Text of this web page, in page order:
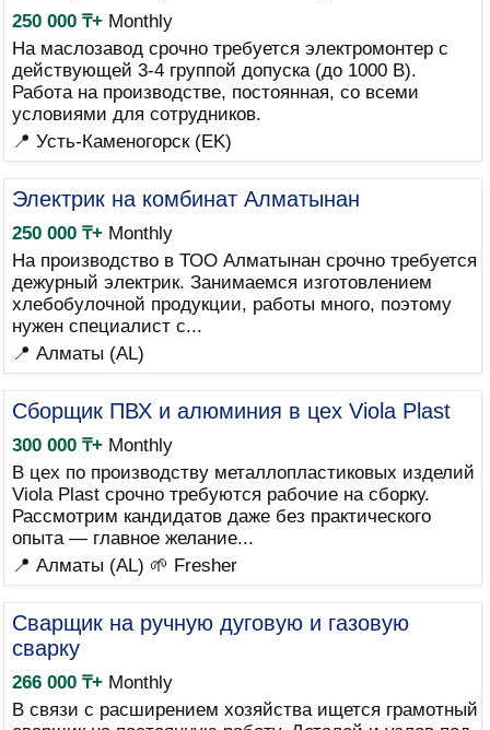
250 000 ₸+Monthly
На маслозавод срочно требуется электромонтер с
действующей 3-4 группой допуска (до 1000 В).
Работа на производстве, постоянная, со всеми
условиями для сотрудников.
📍 Усть-Каменогорск (EK)
Электрик на комбинат Алматынан
250 000 ₸+Monthly
На производство в ТОО Алматынан срочно требуется
дежурный электрик. Занимаемся изготовлением
хлебобулочной продукции, работы много, поэтому
нужен специалист с...
📍 Алматы (AL)
Сборщик ПВХ и алюминия в цех Viola Plast
300 000 ₸+Monthly
В цех по производству металлопластиковых изделий
Viola Plast срочно требуются рабочие на сборку.
Рассмотрим кандидатов даже без практического
опыта — главное желание...
📍 Алматы (AL) 🌱 Fresher
Сварщик на ручную дуговую и газовую
сварку
266 000 ₸+Monthly
В связи с расширением хозяйства ищется грамотный